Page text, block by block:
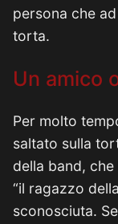
persona che
torta.
Un amico
Per molto
saltato sulla
della band,
“il ragazzo
sconosciuta.